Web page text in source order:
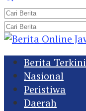
Berita Terkini
Nasional
Peristiwa
Daerah